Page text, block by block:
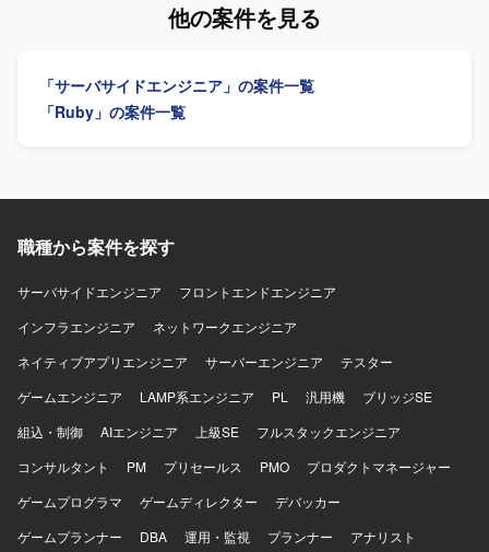
ら、継続的な改善や機能追加を通じてユーザー価値の向上
した経験を積むことができ、アーキテクチャ選定やパフォ
ーマンス改善など技術的な意思決定にも主体的に関わるこ
Ruby on Railsを中心とし、フロントエンドには
Storybookなどを活用しております。インフラは
AWS（ALB、Fargate、Aurora、S3、Lambda、
CloudFront、ElastiCache、WAFなど）上に構築されてお
り、Dockerを使用したコンテナ環境で運用しております。
データベースはMySQL、Redis、Elasticsearchを利用し、
Github、GitHub ActionsやJenkins、Slackを活用し、
Datadog、Fluentd、BigQuery、Redashなどによるモニタ
テクチャといった設計思想を理解し、システム間の依存関
な開発スタイルに前向きで、ご自身の技術的な経験をわか
りやすく説明できるコミュニケーション力のある方ですと
移行といったモダンな設計・開発手法を実務で深く経験し
できるため、今後のエンジニアキャリアにおいて有用な知
見やスキルを獲得できる環境です。 【開発環境】 OSは
Windows Serverを利用して開発を行います。開発言語は
Visual Studio C#、データベースはSQLServerを利用した環
境となります。
ジャイル開発に前向きに取り組める方を求めています。将
配信に関する新規機能開発、性能改善に携わることができ
ます。サーバサイド開発を中心に、将来的にはフロントエ
他の案件を見る
「サーバサイドエンジニア」の案件一覧
「Ruby」の案件一覧
職種から案件を探す
サーバサイドエンジニア
フロントエンドエンジニア
インフラエンジニア
ネットワークエンジニア
ネイティブアプリエンジニア
サーバーエンジニア
テスター
ゲームエンジニア
LAMP系エンジニア PL 汎用機
ブリッジSE
組込・制御
AIエンジニア 上級SE
フルスタックエンジニア
コンサルタント
PM プリセールス PMO
プロダクトマネージャー
ゲームプログラマ
ゲームディレクター
デバッカー
ゲームプランナー
DBA 運用・監視 プランナー
アナリスト